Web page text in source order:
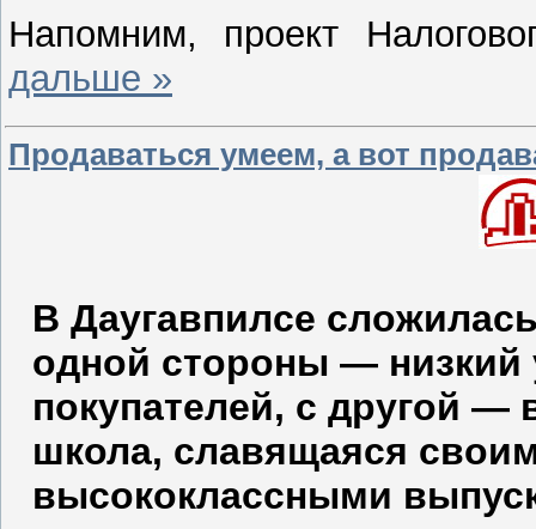
Напомним, проект
дальше »
Продаваться умеем, а вот
В Даугавпилсе
одной стороны — низкий
покупателей, с другой —
школа, славящаяся
высококлассными